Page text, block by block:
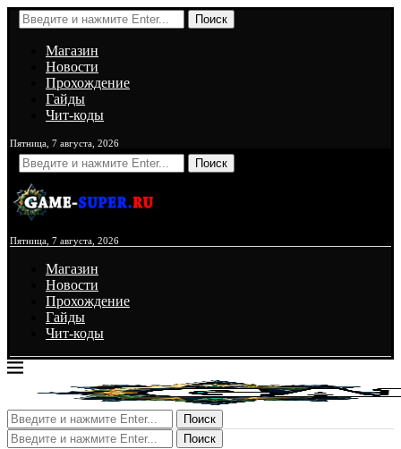
Поиск
Магазин
Новости
Прохождение
Гайды
Чит-коды
Пятница, 7 августа, 2026
Поиск
Пятница, 7 августа, 2026
Магазин
Новости
Прохождение
Гайды
Чит-коды
Поиск
Поиск